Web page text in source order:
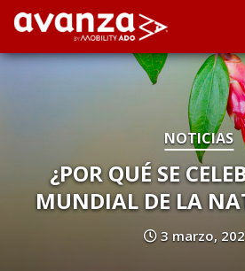
NOTICIAS
¿POR QUÉ SE
MUNDIAL DE LA
3 marzo,